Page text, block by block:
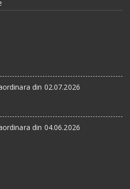
din 02.07.2026
din 04.06.2026